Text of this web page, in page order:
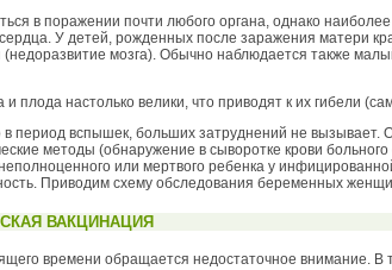
в поражении почти любого органа, однако
У детей, рожденных после заражения матери
мозга). Обычно наблюдается также
плода настолько велики, что приводят к их гибели
период вспышек, больших затруднений не
методы (обнаружение в сыворотке крови
или мертвого ребенка у
Приводим схему обследования беременных
ВАКЦИНАЦИЯ
времени обращается недостаточное внимание.